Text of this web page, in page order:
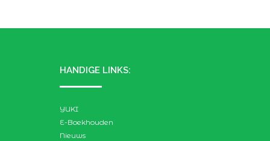
HANDIGE LINKS:
YUKI
E-Boekhouden
Nieuws